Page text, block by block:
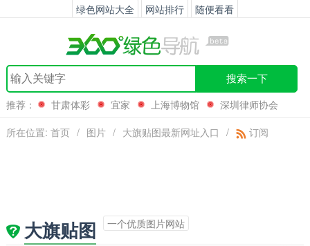
绿色网站大全 网站排行 随便看看
搜索一下
推荐： 甘肃体彩 宜家 上海博物馆
深圳律师协会
所在位置: 首页 / 图片 / 大旗贴图最新网址入口 / 订阅
大旗贴图 一个优质图片网站